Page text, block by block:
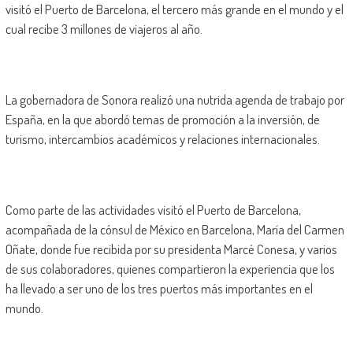
visitó el Puerto de Barcelona, el tercero más grande en el mundo y el
cual recibe 3 millones de viajeros al año.
La gobernadora de Sonora realizó una nutrida agenda de trabajo por
España, en la que abordó temas de promoción a la inversión, de
turismo, intercambios académicos y relaciones internacionales.
Como parte de las actividades visitó el Puerto de Barcelona,
acompañada de la cónsul de México en Barcelona, María del Carmen
Oñate, donde fue recibida por su presidenta Marcé Conesa, y varios
de sus colaboradores, quienes compartieron la experiencia que los
ha llevado a ser uno de los tres puertos más importantes en el
mundo.